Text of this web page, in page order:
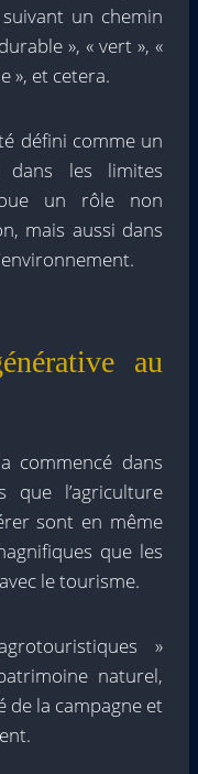
un chemin
», « vert », «
», et cetera.
défini comme un
dans les limites
un rôle non
mais aussi dans
au
commencé dans
que l’agriculture
sont en même
que les
le tourisme.
»
naturel,
de la campagne et